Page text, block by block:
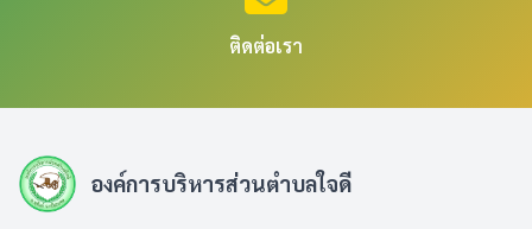
ติดต่อเรา
องค์การบริหารส่วนตำบลใจดี